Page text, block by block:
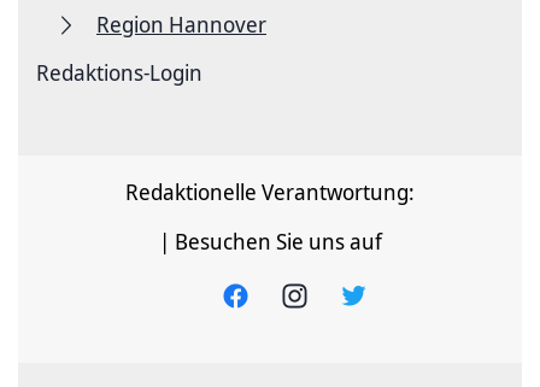
Region Hannover
Redaktions-Login
Redaktionelle Verantwortung:
| Besuchen Sie uns auf